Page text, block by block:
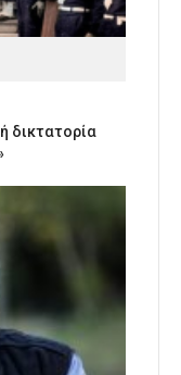
δικτατορία